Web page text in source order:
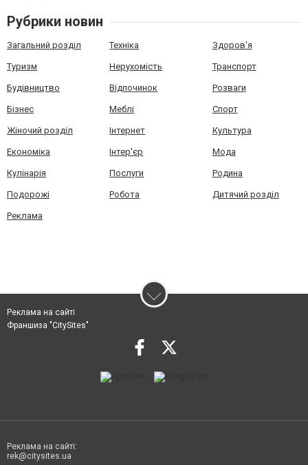
Рубрики новин
Загальний розділ Техніка Здоров'я
Туризм Нерухомість Транспорт
Будівництво Відпочинок Розваги
Бізнес Меблі Спорт
Жіночий розділ Інтернет Культура
Економіка Інтер'єр Мода
Кулінарія Послуги Родина
Подорожі Робота Дитячий розділ
Реклама
Реклама на сайті
Франшиза "CitySites"
Реклама на сайті:
rek@citysites.ua